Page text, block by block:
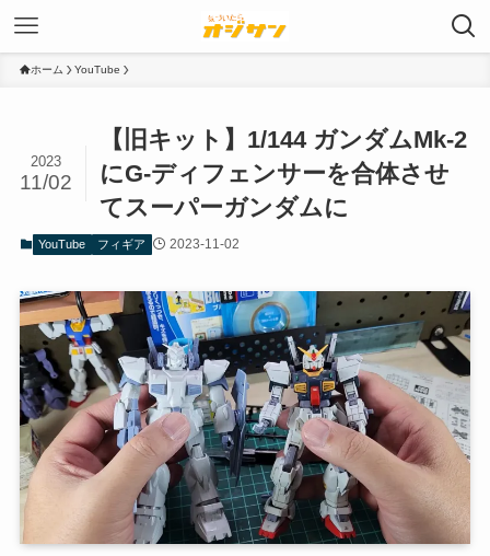
ホーム YouTube
【旧キット】1/144 ガンダムMk-2
にG-ディフェンサーを合体させ
てスーパーガンダムに
2023
11/02
YouTube フィギア 2023-11-02